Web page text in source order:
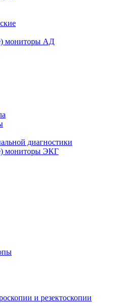
мониторы АД
диагностики
мониторы ЭКГ
и резектоскопии